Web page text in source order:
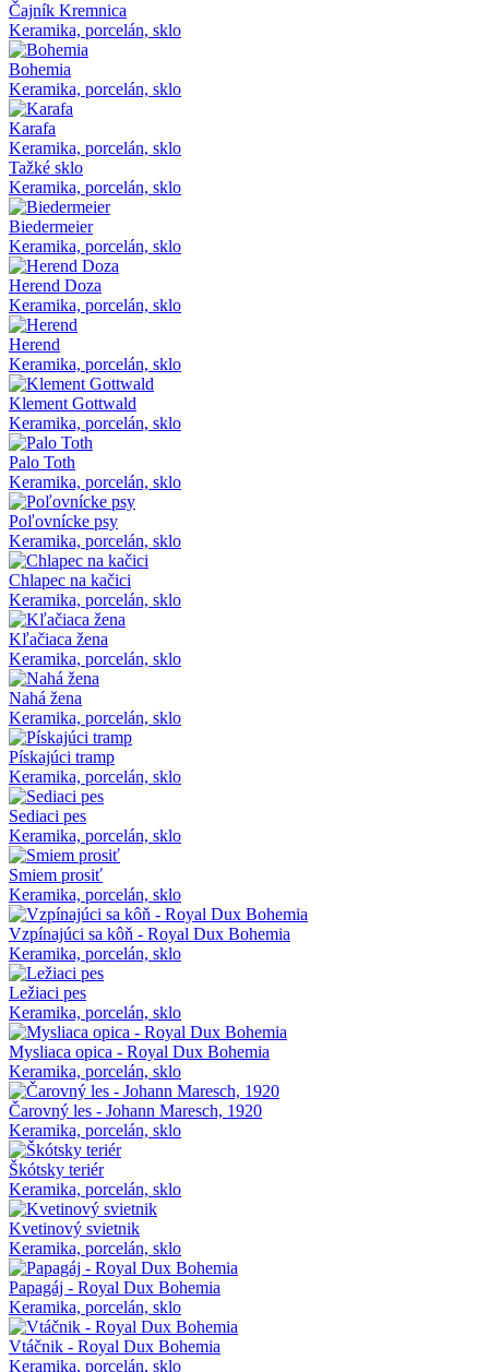
Čajník Kremnica
Keramika, porcelán, sklo
Bohemia
Keramika, porcelán, sklo
Karafa
Keramika, porcelán, sklo
Tažké sklo
Keramika, porcelán, sklo
Biedermeier
Keramika, porcelán, sklo
Herend Doza
Keramika, porcelán, sklo
Herend
Keramika, porcelán, sklo
Klement Gottwald
Keramika, porcelán, sklo
Palo Toth
Keramika, porcelán, sklo
Poľovnícke psy
Keramika, porcelán, sklo
Chlapec na kačici
Keramika, porcelán, sklo
Kľačiaca žena
Keramika, porcelán, sklo
Nahá žena
Keramika, porcelán, sklo
Pískajúci tramp
Keramika, porcelán, sklo
Sediaci pes
Keramika, porcelán, sklo
Smiem prosiť
Keramika, porcelán, sklo
Vzpínajúci sa kôň - Royal Dux Bohemia
Keramika, porcelán, sklo
Ležiaci pes
Keramika, porcelán, sklo
Mysliaca opica - Royal Dux Bohemia
Keramika, porcelán, sklo
Čarovný les - Johann Maresch, 1920
Keramika, porcelán, sklo
Škótsky teriér
Keramika, porcelán, sklo
Kvetinový svietnik
Keramika, porcelán, sklo
Papagáj - Royal Dux Bohemia
Keramika, porcelán, sklo
Vtáčnik - Royal Dux Bohemia
Keramika, porcelán, sklo